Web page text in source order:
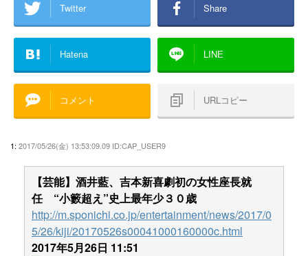
Twitter Share
Hatena LINE
コメント URLコピー
1: 2017/05/26(金) 13:53:09.09 ID:CAP_USER9
【芸能】酒井藍、吉本新喜劇初の女性座長就
任 “小籔超え”史上最年少３０歳
http://m.sponichi.co.jp/entertainment/news/2017/0
5/26/kiji/20170526s00041000160000c.html
2017年5月26日 11:51